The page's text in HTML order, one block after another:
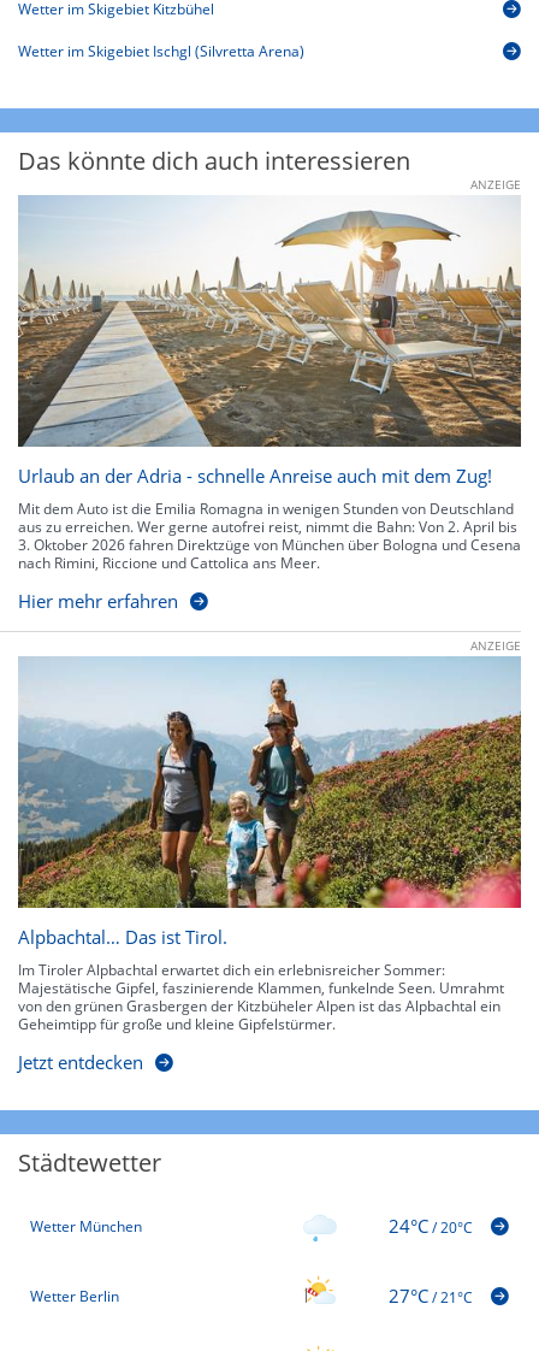
Wetter im Skigebiet Kitzbühel
Wetter im Skigebiet Ischgl (Silvretta Arena)
Das könnte dich auch interessieren
ANZEIGE
Urlaub an der Adria - schnelle Anreise auch mit dem Zug!
Mit dem Auto ist die Emilia Romagna in wenigen Stunden von Deutschland
aus zu erreichen. Wer gerne autofrei reist, nimmt die Bahn: Von 2. April bis
3. Oktober 2026 fahren Direktzüge von München über Bologna und Cesena
nach Rimini, Riccione und Cattolica ans Meer.
Hier mehr erfahren
ANZEIGE
Alpbachtal… Das ist Tirol.
Im Tiroler Alpbachtal erwartet dich ein erlebnisreicher Sommer:
Majestätische Gipfel, faszinierende Klammen, funkelnde Seen. Umrahmt
von den grünen Grasbergen der Kitzbüheler Alpen ist das Alpbachtal ein
Geheimtipp für große und kleine Gipfelstürmer.
Jetzt entdecken
Städtewetter
Wetter München 24°C/20°C
Wetter Berlin 27°C/21°C